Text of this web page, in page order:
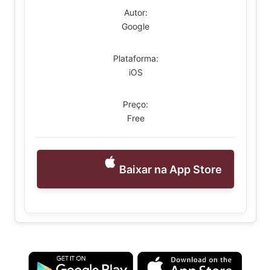
Autor:
Google
Plataforma:
iOS
Preço:
Free
Baixar na App Store